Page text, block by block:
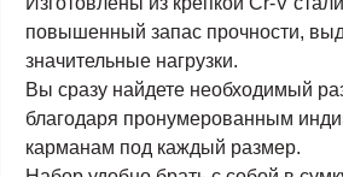
повышенный запас прочности,
значительные нагрузки.
Вы сразу найдете необходимый
благодаря пронумерованным
карманам под каждый размер.